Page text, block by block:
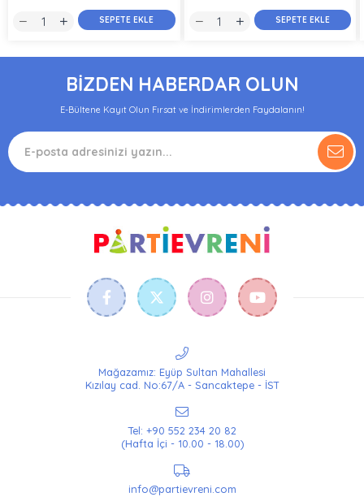
SEPETE EKLE SEPETE EKLE
BİZDEN HABERDAR OLUN
E-Bültene Kayıt Olun Fırsat ve İndirimlerden Faydalanın!
Mağazamız: Eyüp Sultan Mahallesi
Kızılay cad. No:67/A - Sancaktepe - İST
Tel: +90 552 234 20 82
(Hafta İçi - 10.00 - 18.00)
info@partievreni.com